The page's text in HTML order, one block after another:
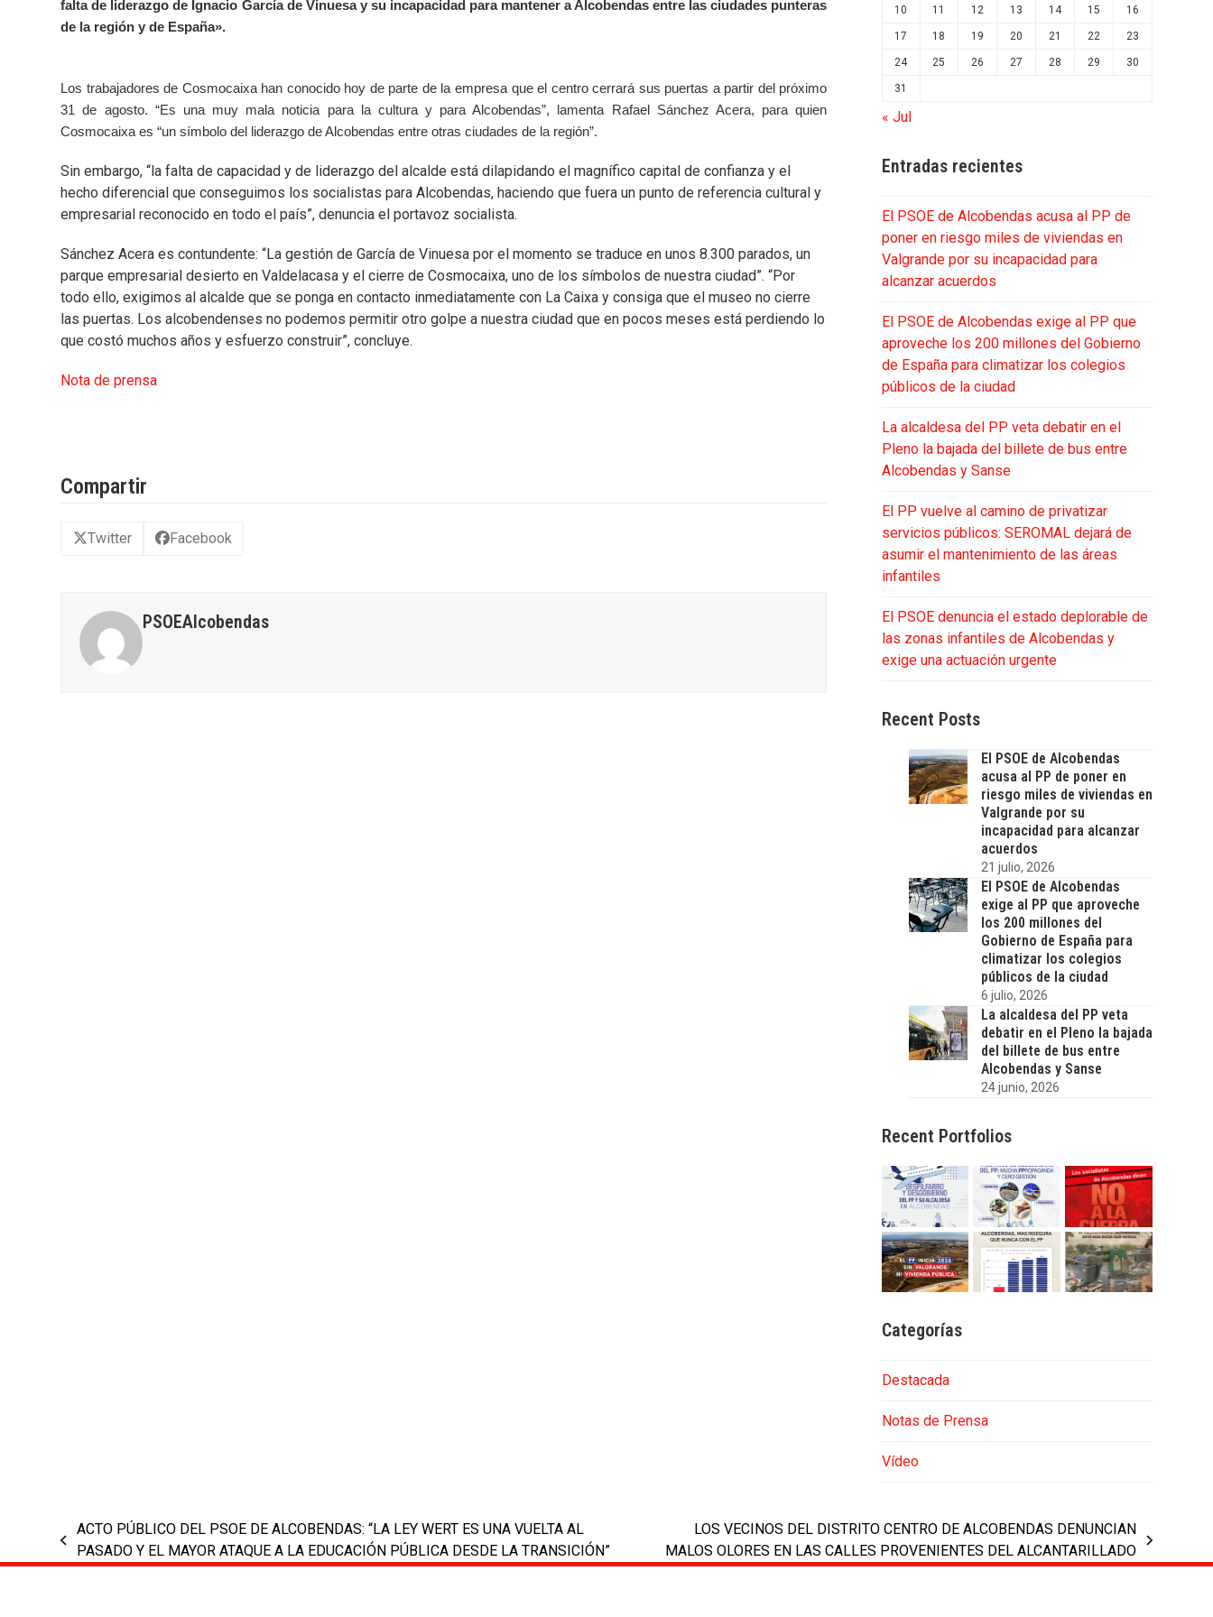
falta de liderazgo de Ignacio García de Vinuesa y su incapacidad para mantener a Alcobendas entre las ciudades punteras
de la región y de España».
Los trabajadores de Cosmocaixa han conocido hoy de parte de la empresa que el centro cerrará sus puertas a partir del próximo
31 de agosto. “Es una muy mala noticia para la cultura y para Alcobendas”, lamenta Rafael Sánchez Acera, para quien
Cosmocaixa es “un símbolo del liderazgo de Alcobendas entre otras ciudades de la región”.
Sin embargo, “la falta de capacidad y de liderazgo del alcalde está dilapidando el magnífico capital de confianza y el
hecho diferencial que conseguimos los socialistas para Alcobendas, haciendo que fuera un punto de referencia cultural y
empresarial reconocido en todo el país”, denuncia el portavoz socialista.
Sánchez Acera es contundente: “La gestión de García de Vinuesa por el momento se traduce en unos 8.300 parados, un
parque empresarial desierto en Valdelacasa y el cierre de Cosmocaixa, uno de los símbolos de nuestra ciudad”. “Por
todo ello, exigimos al alcalde que se ponga en contacto inmediatamente con La Caixa y consiga que el museo no cierre
las puertas. Los alcobendenses no podemos permitir otro golpe a nuestra ciudad que en pocos meses está perdiendo lo
que costó muchos años y esfuerzo construir”, concluye.
Nota de prensa
Compartir
Twitter Facebook
PSOEAlcobendas
10 11 12 13 14 15 16
17 18 19 20 21 22 23
24 25 26 27 28 29 30
31
« Jul
Entradas recientes
El PSOE de Alcobendas acusa al PP de
poner en riesgo miles de viviendas en
Valgrande por su incapacidad para
alcanzar acuerdos
El PSOE de Alcobendas exige al PP que
aproveche los 200 millones del Gobierno
de España para climatizar los colegios
públicos de la ciudad
La alcaldesa del PP veta debatir en el
Pleno la bajada del billete de bus entre
Alcobendas y Sanse
El PP vuelve al camino de privatizar
servicios públicos: SEROMAL dejará de
asumir el mantenimiento de las áreas
infantiles
El PSOE denuncia el estado deplorable de
las zonas infantiles de Alcobendas y
exige una actuación urgente
Recent Posts
El PSOE de Alcobendas
acusa al PP de poner en
riesgo miles de viviendas en
Valgrande por su
incapacidad para alcanzar
acuerdos
21 julio, 2026
El PSOE de Alcobendas
exige al PP que aproveche
los 200 millones del
Gobierno de España para
climatizar los colegios
públicos de la ciudad
6 julio, 2026
La alcaldesa del PP veta
debatir en el Pleno la bajada
del billete de bus entre
Alcobendas y Sanse
24 junio, 2026
Recent Portfolios
Categorías
Destacada
Notas de Prensa
Vídeo
previous
post:
ACTO PÚBLICO DEL PSOE DE ALCOBENDAS: “LA LEY WERT ES UNA VUELTA AL
PASADO Y EL MAYOR ATAQUE A LA EDUCACIÓN PÚBLICA DESDE LA TRANSICIÓN”
next
post:
LOS VECINOS DEL DISTRITO CENTRO DE ALCOBENDAS DENUNCIAN
MALOS OLORES EN LAS CALLES PROVENIENTES DEL ALCANTARILLADO